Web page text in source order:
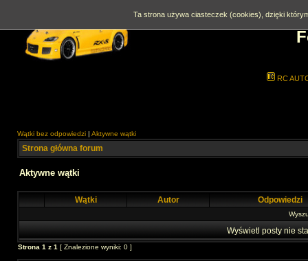
RC
Wątki bez odpowiedzi | Aktywne wątki
Strona główna forum
Aktywne wątki
Wątki Autor Odpowiedzi
Wyświetl posty nie
Strona 1 z 1 [ Znalezione wyniki: 0 ]
Ta strona używa ciasteczek (cookies), dzięki